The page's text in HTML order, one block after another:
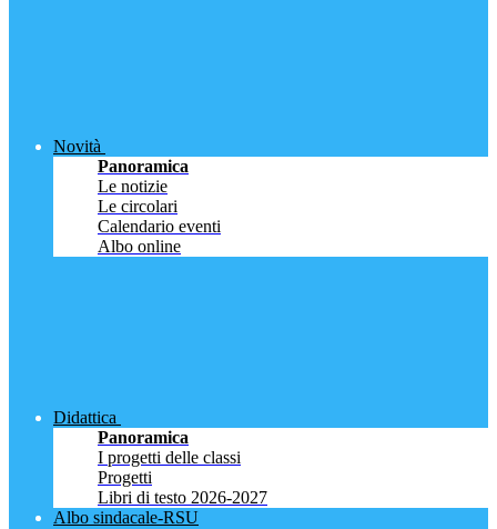
Novità
Panoramica
Le notizie
Le circolari
Calendario eventi
Albo online
Didattica
Panoramica
I progetti delle classi
Progetti
Libri di testo 2026-2027
Albo sindacale-RSU